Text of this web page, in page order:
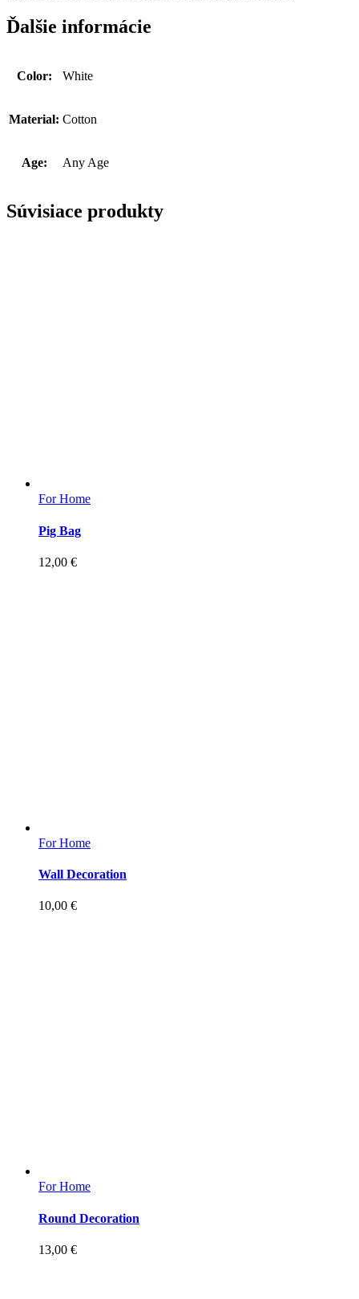
Ďalšie informácie
Color: White
Material: Cotton
Age: Any Age
Súvisiace produkty
For Home
Pig Bag
12,00 €
For Home
Wall Decoration
10,00 €
For Home
Round Decoration
13,00 €